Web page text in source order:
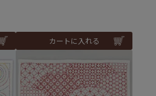
カートに入れる